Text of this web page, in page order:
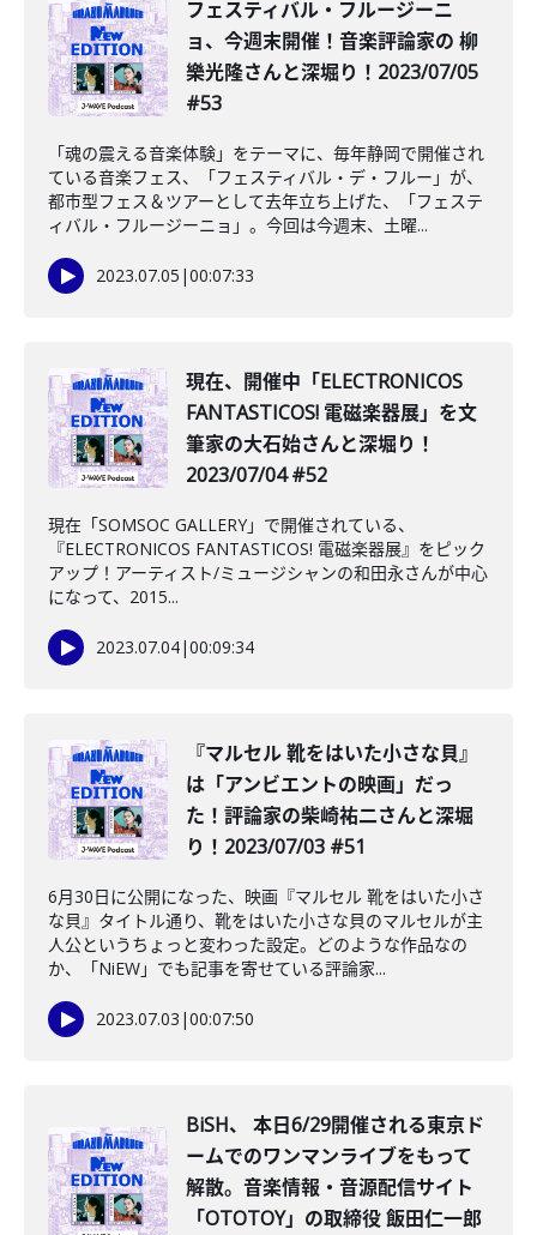
フェスティバル・フルージーニ
ョ、今週末開催！音楽評論家の 柳
樂光隆さんと深堀り！2023/07/05
#53
「魂の震える音楽体験」をテーマに、毎年静岡で開催され
ている音楽フェス、「フェスティバル・デ・フルー」が、
都市型フェス＆ツアーとして去年立ち上げた、「フェステ
ィバル・フルージーニョ」。今回は今週末、土曜...
2023.07.05 |00:07:33
現在、開催中「ELECTRONICOS
FANTASTICOS! 電磁楽器展」を文
筆家の大石始さんと深堀り！
2023/07/04 #52
現在「SOMSOC GALLERY」で開催されている、
『ELECTRONICOS FANTASTICOS! 電磁楽器展』をピック
アップ！アーティスト/ミュージシャンの和田永さんが中心
になって、2015...
2023.07.04|00:09:34
『マルセル 靴をはいた小さな貝』
は「アンビエントの映画」だっ
た！評論家の柴崎祐二さんと深堀
り！2023/07/03 #51
6月30日に公開になった、映画『マルセル 靴をはいた小さ
な貝』タイトル通り、靴をはいた小さな貝のマルセルが主
人公というちょっと変わった設定。どのような作品なの
か、「NiEW」でも記事を寄せている評論家...
2023.07.03 |00:07:50
BiSH、 本日6/29開催される東京ド
ームでのワンマンライブをもって
解散。音楽情報・音源配信サイト
「OTOTOY」の取締役 飯田仁一郎